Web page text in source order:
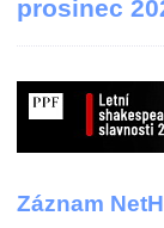
prosinec
Záznam